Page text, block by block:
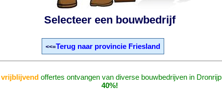
Selecteer een bouwbedrijf
<<=Terug naar provincie Friesland
vrijblijvendoffertes ontvangen van diverse bouwbedrijven in
40%!